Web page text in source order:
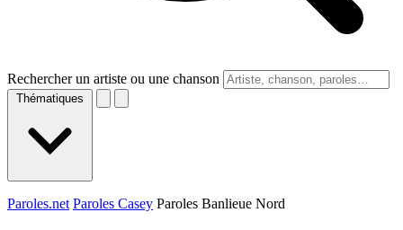
Rechercher un artiste ou une chanson
Thématiques
Paroles.net Paroles Casey Paroles Banlieue Nord